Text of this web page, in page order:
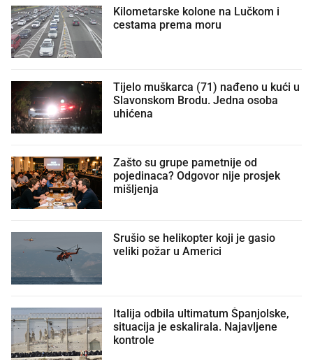
Kilometarske kolone na Lučkom i
cestama prema moru
Tijelo muškarca (71) nađeno u kući u
Slavonskom Brodu. Jedna osoba
uhićena
Zašto su grupe pametnije od
pojedinaca? Odgovor nije prosjek
mišljenja
Srušio se helikopter koji je gasio
veliki požar u Americi
Italija odbila ultimatum Španjolske,
situacija je eskalirala. Najavljene
kontrole